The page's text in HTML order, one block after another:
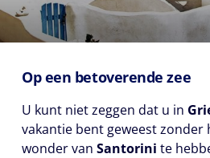
Op een betoverende zee
U kunt niet zeggen dat u in
vakantie bent geweest
wonder van Santorini te